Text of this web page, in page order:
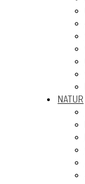
NATUR